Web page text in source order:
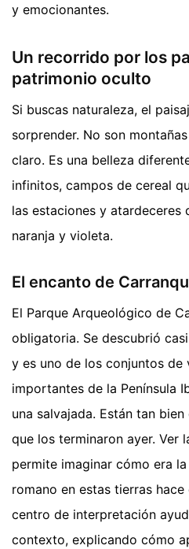
y emocionantes.
Un recorrido por los
patrimonio oculto
Si buscas naturaleza, el
sorprender. No son
claro. Es una belleza
infinitos, campos de cereal
las estaciones y atardeceres
naranja y violeta.
El encanto de
El Parque Arqueológico de
obligatoria. Se descubrió
y es uno de los conjuntos de
importantes de la Península
una salvajada. Están tan
que los terminaron ayer. Ver
permite imaginar cómo era
romano en estas tierras
centro de interpretación
contexto, explicando cómo